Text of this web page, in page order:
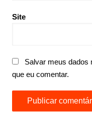
Site
Salvar meus dados
que eu comentar.